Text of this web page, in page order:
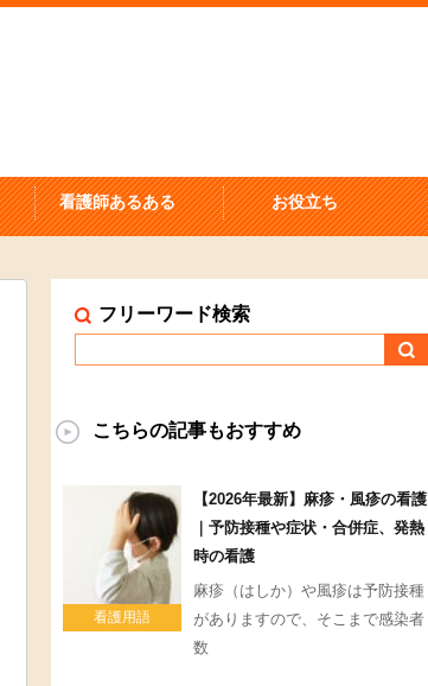
看護師あるある お役立ち
フリーワード検索
こちらの記事もおすすめ
看護用語
【2026年最新】麻疹・風疹の看護
｜予防接種や症状・合併症、発熱
時の看護
麻疹（はしか）や風疹は予防接種
がありますので、そこまで感染者
数